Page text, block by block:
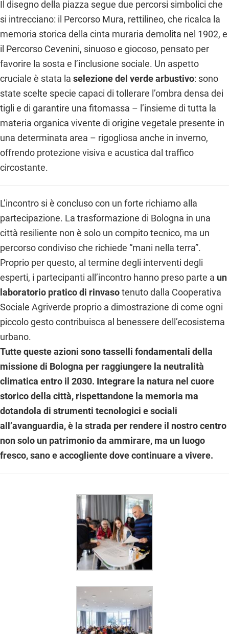
Il disegno della piazza segue due percorsi simbolici che
si intrecciano: il Percorso Mura, rettilineo, che ricalca la
memoria storica della cinta muraria demolita nel 1902, e
il Percorso Cevenini, sinuoso e giocoso, pensato per
favorire la sosta e l’inclusione sociale. Un aspetto
cruciale è stata la selezione del verde arbustivo: sono
state scelte specie capaci di tollerare l’ombra densa dei
tigli e di garantire una fitomassa – l’insieme di tutta la
materia organica vivente di origine vegetale presente in
una determinata area – rigogliosa anche in inverno,
offrendo protezione visiva e acustica dal traffico
circostante.
L’incontro si è concluso con un forte richiamo alla
partecipazione. La trasformazione di Bologna in una
città resiliente non è solo un compito tecnico, ma un
percorso condiviso che richiede “mani nella terra”.
Proprio per questo, al termine degli interventi degli
esperti, i partecipanti all’incontro hanno preso parte a un
laboratorio pratico di rinvasotenuto dalla Cooperativa
Sociale Agriverde proprio a dimostrazione di come ogni
piccolo gesto contribuisca al benessere dell’ecosistema
urbano.
Tutte queste azioni sono tasselli fondamentali della
missione di Bologna per raggiungere la neutralità
climatica entro il 2030. Integrare la natura nel cuore
storico della città, rispettandone la memoria ma
dotandola di strumenti tecnologici e sociali
all’avanguardia, è la strada per rendere il nostro centro
non solo un patrimonio da ammirare, ma un luogo
fresco, sano e accogliente dove continuare a vivere.